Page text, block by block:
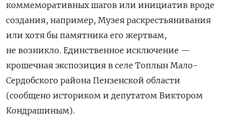
коммеморативных шагов или инициатив вроде
создания, например, Музея раскрестьянивания
или хотя бы памятника его жертвам,
не возникло. Единственное исключение —
крошечная экспозиция в селе Топлын Мало-
Сердобского района Пензенской области
(сообщено историком и депутатом Виктором
Кондрашиным).